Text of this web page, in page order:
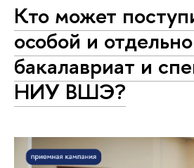
Кто может
особой и
бакалавриат и
НИУ ВШЭ?